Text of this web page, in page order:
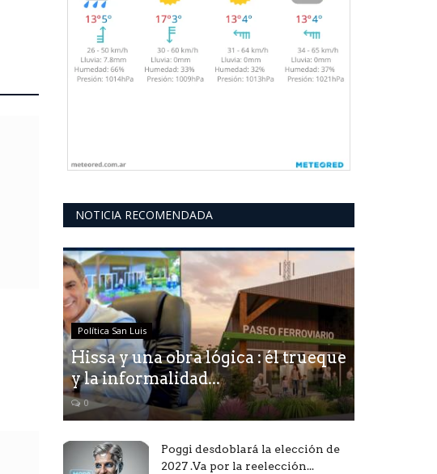
NOTICIA RECOMENDADA
Política San Luis
Hissa y una obra lógica : él trueque
y la informalidad...
0
Poggi desdoblará la elección de
2027 .Va por la reelección...